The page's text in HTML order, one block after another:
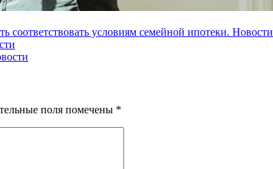
соответствовать условиям семейной ипотеки. Новости
поля помечены *